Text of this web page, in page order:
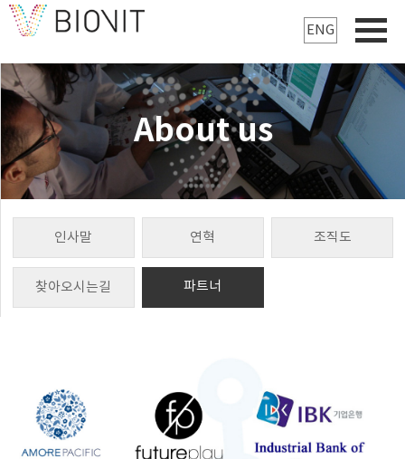
ENG
About us
인사말 연혁 조직도
찾아오시는길 파트너